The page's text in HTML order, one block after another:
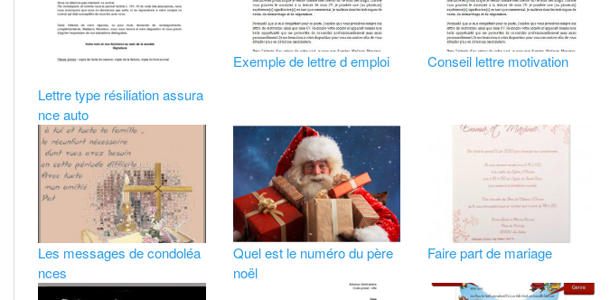
Lettre type résiliation assura
nce auto
Exemple de lettre d emploi Conseil lettre motivation
Les messages de condoléa
nces
Quel est le numéro du père
noël
Faire part de mariage